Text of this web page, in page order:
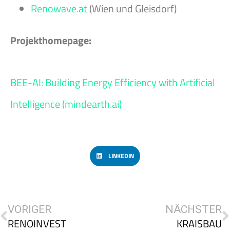
Renowave.at(Wien und Gleisdorf)
Projekthomepage:
BEE-AI: Building Energy Efficiency with Artificial
Intelligence (mindearth.ai)
LINKEDIN
VORIGER
RENOINVEST
NÄCHSTER
KRAISBAU